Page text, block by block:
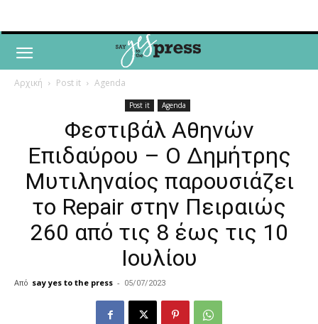
Αρχική Post it Agenda
Post it Agenda
Φεστιβάλ Αθηνών
Επιδαύρου – Ο Δημήτρης
Μυτιληναίος παρουσιάζει
το Repair στην Πειραιώς
260 από τις 8 έως τις 10
Ιουλίου
Από say yes to the press - 05/07/2023